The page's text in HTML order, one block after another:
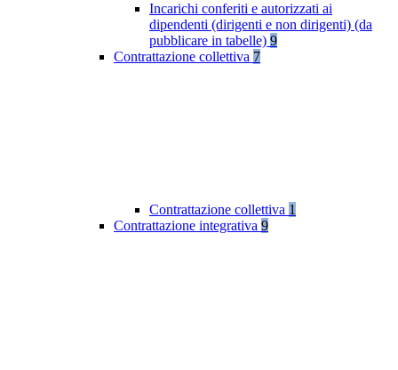
Incarichi conferiti e autorizzati ai
dipendenti (dirigenti e non dirigenti) (da
pubblicare in tabelle) 9
Contrattazione collettiva 7
Contrattazione collettiva 1
Contrattazione integrativa 9